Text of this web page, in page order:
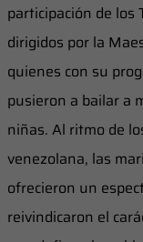
participación de los
dirigidos por la
quienes con su
pusieron a bailar a
niñas. Al ritmo de
venezolana, las
ofrecieron un
reivindicaron el